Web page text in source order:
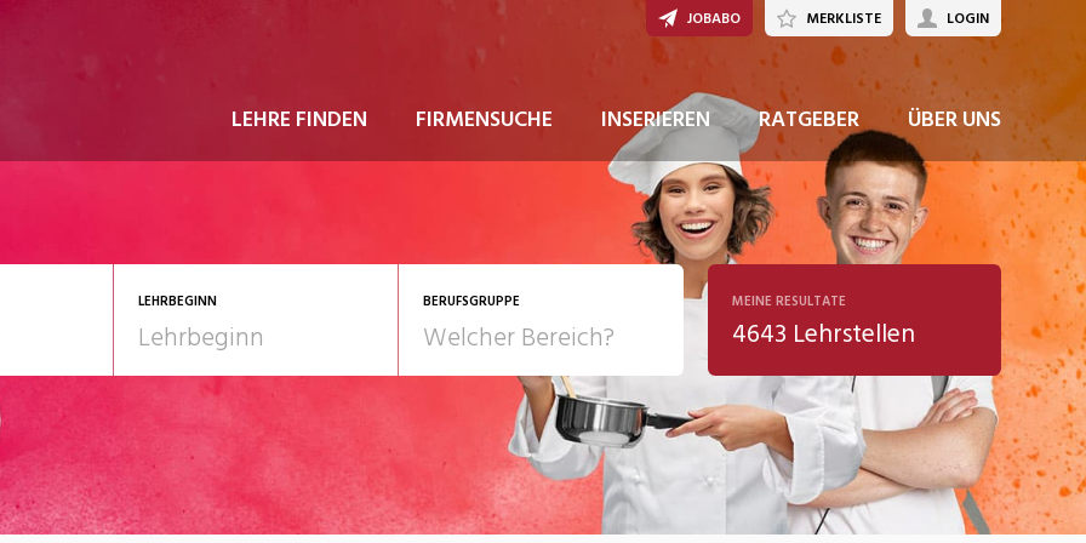
LEHRE FINDEN FIRMENSUCHE INSERIEREN RATGEBER ÜBER UNS
JOBABO MERKLISTE LOGIN
LEHRBEGINN BERUFSGRUPPE
Gesundheit/Pflege/Soziales
Telco
Kultur
MEINE RESULTATE
4643 Lehrstellen